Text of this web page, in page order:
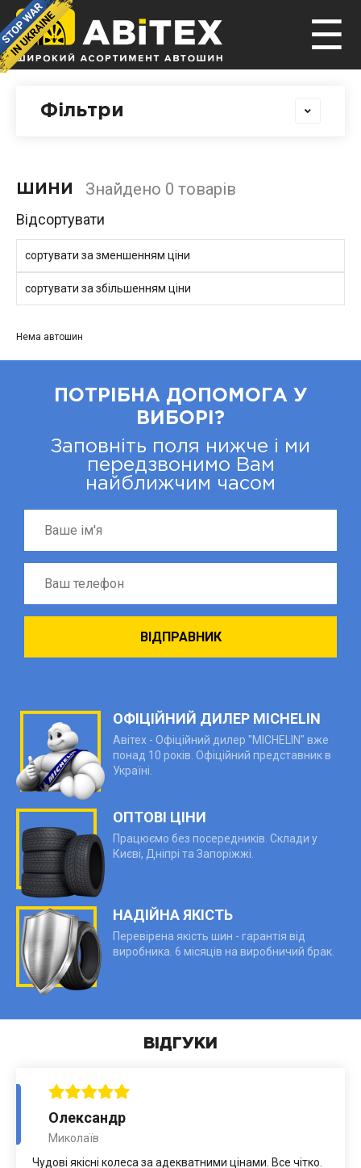
☰
Фільтри
ШИНИ Знайдено 0 товарів
Відсортувати
сортувати за зменшенням ціни
сортувати за збільшенням ціни
Нема автошин
ПОТРІБНА ДОПОМОГА У
ВИБОРІ?
Заповніть поля нижче і ми
передзвонимо Вам
найближчим часом
ОФІЦІЙНИЙ ДИЛЕР MICHELIN
Авітех - Офіційний дилер "MICHELIN" вже
понад 10 років. Офіційний представник в
Україні.
ОПТОВІ ЦІНИ
Працюємо без посередників. Склади у
Києві, Дніпрі та Запоріжжі.
НАДІЙНА ЯКІСТЬ
Перевірена якість шин - гарантія від
виробника. 6 місяців на виробничий брак.
ВІДГУКИ
Олександр
Миколаїв
Чудові якісні колеса за адекватними цінами. Все чітко.